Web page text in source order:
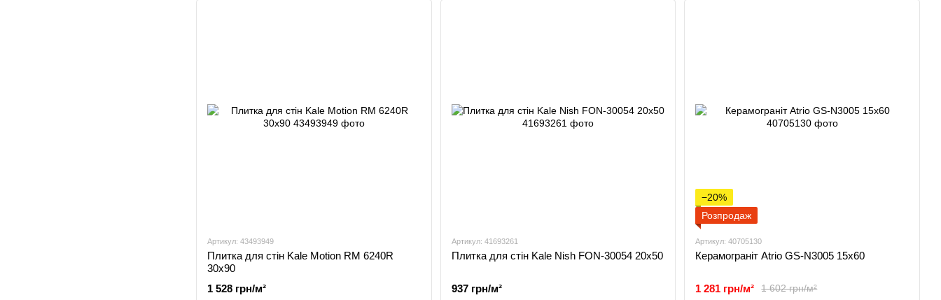
Артикул: 43493949
Плитка для стін Kale Motion RM 6240R
30x90
1 528 грн/м²
Артикул: 41693261
Плитка для стін Kale Nish FON-30054 20x50
937 грн/м²
−20%
Розпродаж
Артикул: 40705130
Керамограніт Atrio GS-N3005 15х60
1 602 грн/м²
1 281 грн/м²